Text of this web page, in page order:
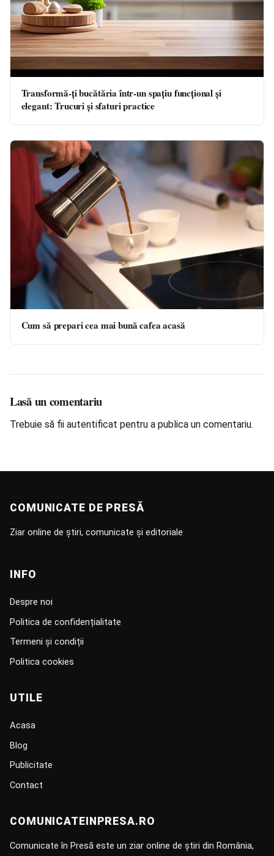
Transformă-ți bucătăria într-un spațiu funcțional și
elegant: Trucuri și sfaturi practice
Cum să prepari cea mai bună cafea acasă
Lasă un comentariu
Trebuie să fii autentificat pentru a publica un comentariu.
COMUNICATE DE PRESĂ
Ziar online de știri, comunicate și editoriale
INFO
Despre noi
Politica de confidențialitate
Termeni și condiții
Politica cookies
UTILE
Acasa
Blog
Publicitate
Contact
COMUNICATEINPRESA.RO
Comunicate în Presă este un ziar online de știri din România,